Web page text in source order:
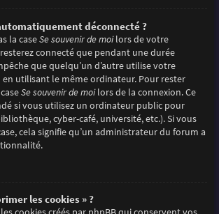
déconnecté ?
la caseSe souvenir de moilors de votre
connecté que pendant une durée
que quelqu’un d’autre utilise votre
utilisant le même ordinateur. Pour rester
Se souvenir de moilors de la connexion. Ce
si vous utilisez un ordinateur public pour
cyber-café, université, etc.). Si vous
cela signifie qu’un administrateur du forum a
les cookies » ?